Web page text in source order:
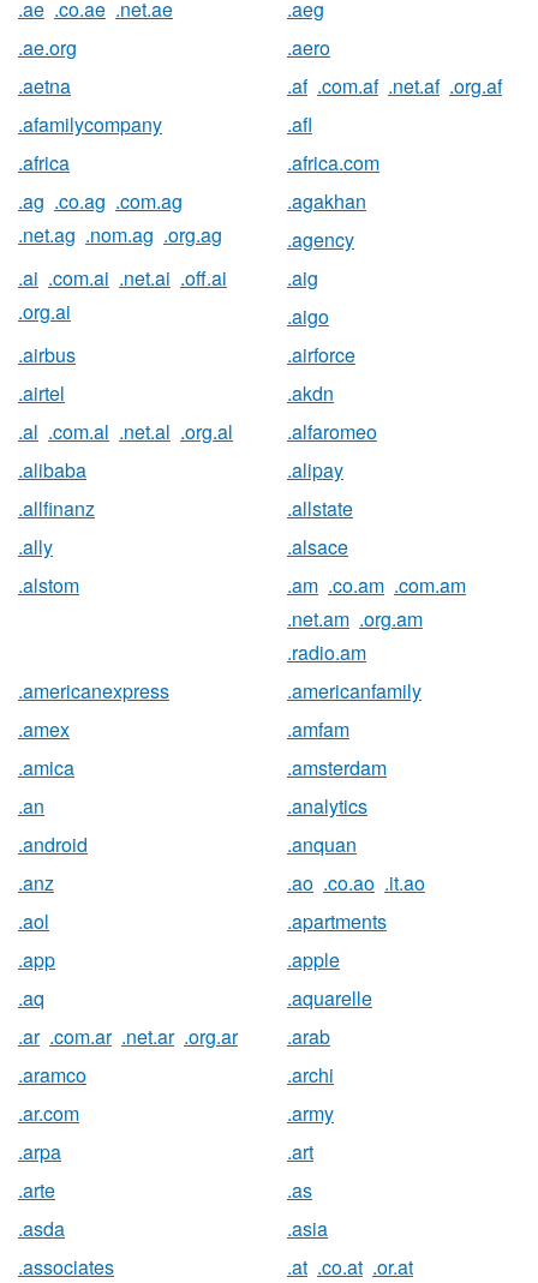
.ae .co.ae .net.ae
.aeg
.ae.org
.aero
.aetna
.af .com.af .net.af .org.af
.afamilycompany
.afl
.africa
.africa.com
.ag .co.ag .com.ag
.net.ag .nom.ag .org.ag
.agakhan
.agency
.ai .com.ai .net.ai .off.ai
.org.ai
.aig
.aigo
.airbus
.airforce
.airtel
.akdn
.al .com.al .net.al .org.al
.alfaromeo
.alibaba
.alipay
.allfinanz
.allstate
.ally
.alsace
.alstom
.am .co.am .com.am
.net.am .org.am
.radio.am
.americanexpress
.americanfamily
.amex
.amfam
.amica
.amsterdam
.an
.analytics
.android
.anquan
.anz
.ao .co.ao .it.ao
.aol
.apartments
.app
.apple
.aq
.aquarelle
.ar .com.ar .net.ar .org.ar
.arab
.aramco
.archi
.ar.com
.army
.arpa
.art
.arte
.as
.asda
.asia
.associates
.at .co.at .or.at